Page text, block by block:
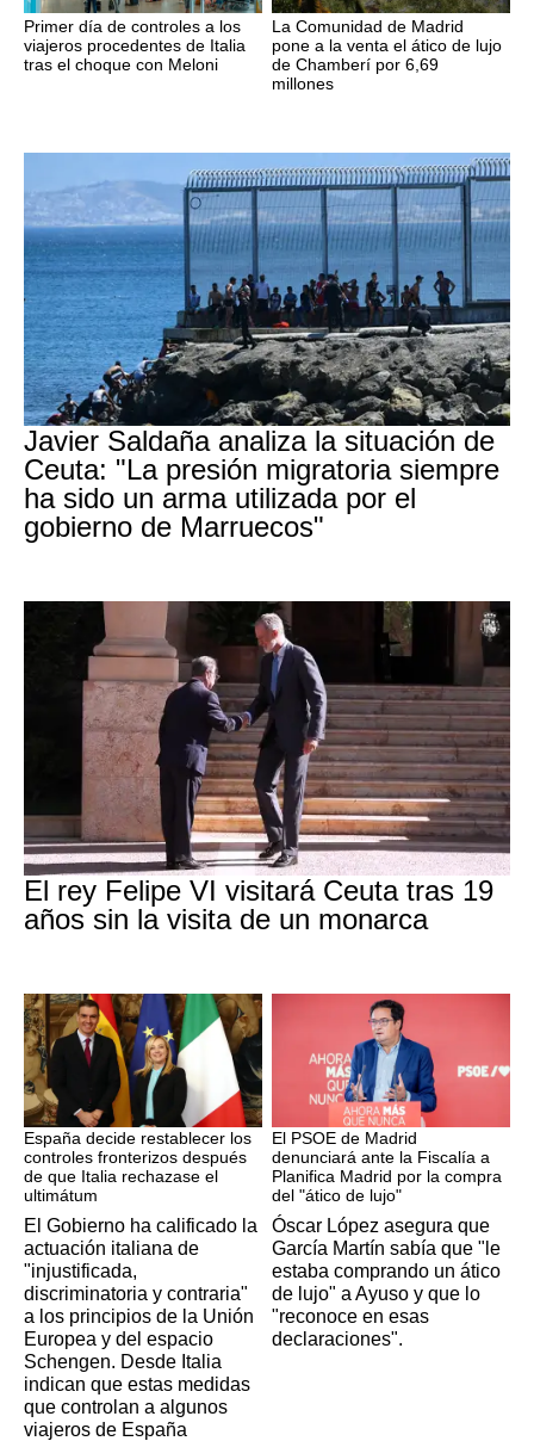
Primer día de controles a los
viajeros procedentes de Italia
tras el choque con Meloni
La Comunidad de Madrid
pone a la venta el ático de lujo
de Chamberí por 6,69
millones
Crisis migratoria Ceuta
Javier Saldaña analiza la situación de
Ceuta: "La presión migratoria siempre
ha sido un arma utilizada por el
gobierno de Marruecos"
Crisis Migratoria
El rey Felipe VI visitará Ceuta tras 19
años sin la visita de un monarca
CRISIS MIGRATORIA
España decide restablecer los
controles fronterizos después
de que Italia rechazase el
ultimátum
El Gobierno ha calificado la
actuación italiana de
"injustificada,
discriminatoria y contraria"
a los principios de la Unión
Europea y del espacio
Schengen. Desde Italia
indican que estas medidas
que controlan a algunos
viajeros de España
PSOE MADRID
El PSOE de Madrid
denunciará ante la Fiscalía a
Planifica Madrid por la compra
del "ático de lujo"
Óscar López asegura que
García Martín sabía que "le
estaba comprando un ático
de lujo" a Ayuso y que lo
"reconoce en esas
declaraciones".